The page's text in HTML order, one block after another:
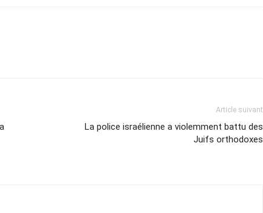
Article suivant
La police israélienne a violemment battu des
Juifs orthodoxes